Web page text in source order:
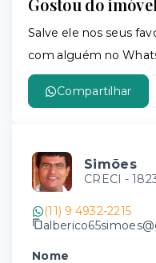
Gostou do
Salve ele nos seus
com alguém no
Compartilhar
Simões
CRECI -
(11) 9 4932-2215
Nome